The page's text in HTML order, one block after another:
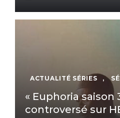
ACTUALITÉ SÉRIES ,
« Euphoria saison
controversé sur